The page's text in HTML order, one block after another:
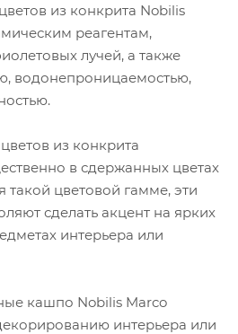
из конкрита Nobilis
реагентам,
лучей, а также
водонепроницаемостью,
из конкрита
в сдержанных цветах
такой цветовой гамме, эти
сделать акцент на ярких
интерьера или
кашпо Nobilis Marco
интерьера или